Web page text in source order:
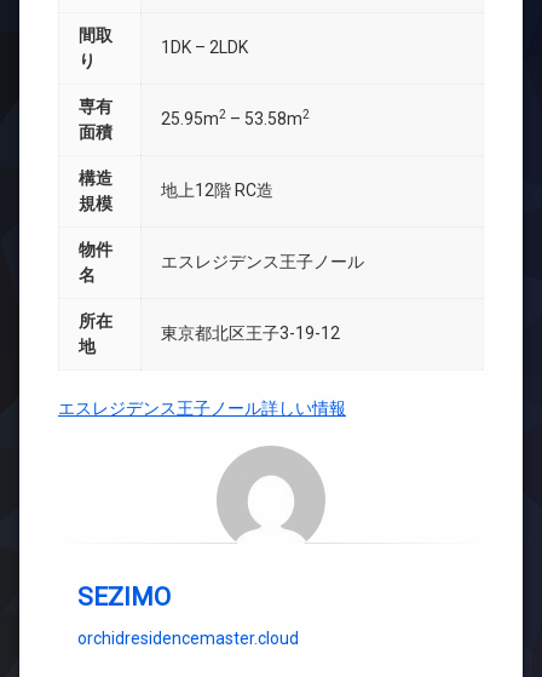
間取
り
1DK – 2LDK
専有
面積
25.95m2 – 53.58m2
構造
規模
地上12階 RC造
物件
名
エスレジデンス王子ノール
所在
地
東京都北区王子3-19-12
エスレジデンス王子ノール詳しい情報
SEZIMO
orchidresidencemaster.cloud